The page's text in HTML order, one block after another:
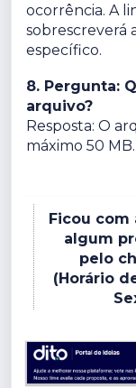
ocorrência. A
sobrescreverá
específico.
8. Pergunta:
arquivo?
Resposta: O
máximo 50 MB.
Ficou
algum
pelo
(Horário